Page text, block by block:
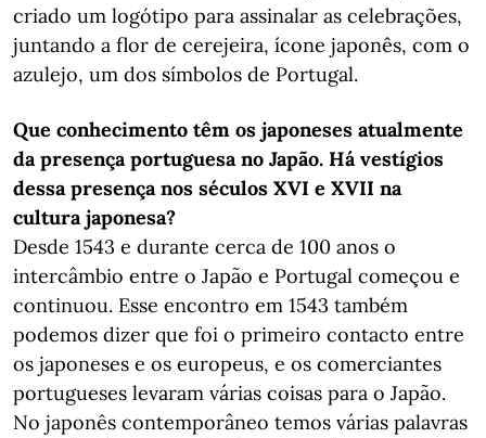
criado um logótipo para assinalar as celebrações,
juntando a flor de cerejeira, ícone japonês, com o
azulejo, um dos símbolos de Portugal.
Que conhecimento têm os japoneses atualmente
da presença portuguesa no Japão. Há vestígios
dessa presença nos séculos XVI e XVII na
cultura japonesa?
Desde 1543 e durante cerca de 100 anos o
intercâmbio entre o Japão e Portugal começou e
continuou. Esse encontro em 1543 também
podemos dizer que foi o primeiro contacto entre
os japoneses e os europeus, e os comerciantes
portugueses levaram várias coisas para o Japão.
No japonês contemporâneo temos várias palavras